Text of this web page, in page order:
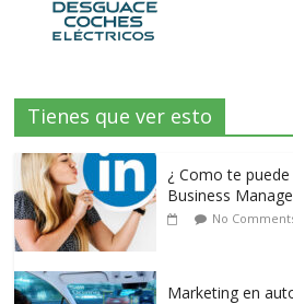
Tienes que ver esto
¿ Como te
Business
No
Marketing en